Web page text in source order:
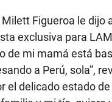
Figueroa le dijo
exclusiva para
de mi mamá está
a Perú, sola”,
el delicado estado